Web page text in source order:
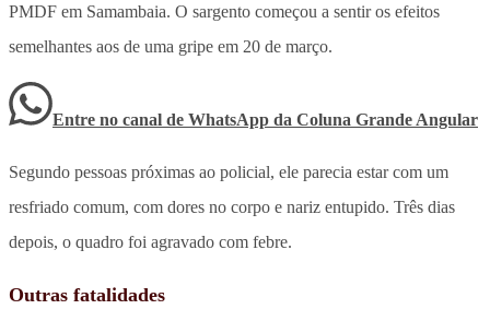
PMDF em Samambaia. O sargento começou a sentir os efeitos
semelhantes aos de uma gripe em 20 de março.
Entre no canal de WhatsApp da Coluna Grande Angular
Segundo pessoas próximas ao policial, ele parecia estar com um
resfriado comum, com dores no corpo e nariz entupido. Três dias
depois, o quadro foi agravado com febre.
Outras fatalidades